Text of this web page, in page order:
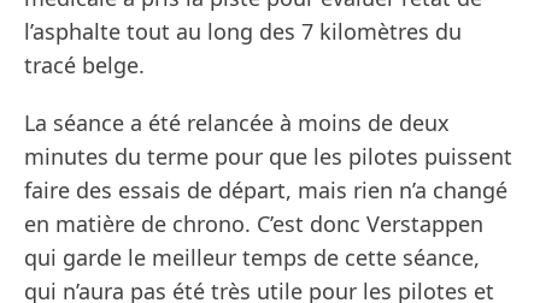
l’asphalte tout au long des 7 kilomètres du
tracé belge.
La séance a été relancée à moins de deux
minutes du terme pour que les pilotes puissent
faire des essais de départ, mais rien n’a changé
en matière de chrono. C’est donc Verstappen
qui garde le meilleur temps de cette séance,
qui n’aura pas été très utile pour les pilotes et